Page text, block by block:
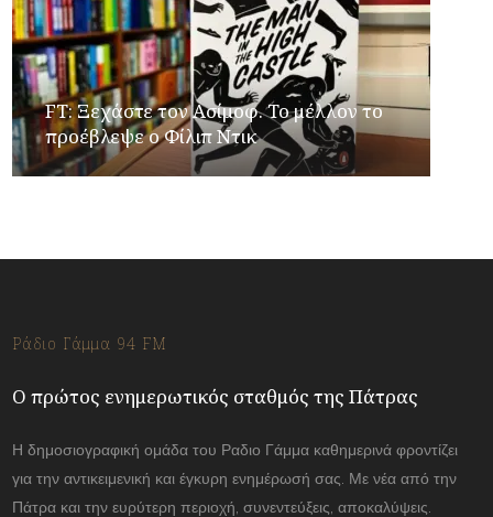
FT: Ξεχάστε τον Ασίμοφ. Το μέλλον το
προέβλεψε ο Φίλιπ Ντικ
Ράδιο Γάμμα 94 FM
Ο πρώτος ενημερωτικός σταθμός της Πάτρας
Η δημοσιογραφική ομάδα του Ραδιο Γάμμα καθημερινά φροντίζει
για την αντικειμενική και έγκυρη ενημέρωσή σας. Με νέα από την
Πάτρα και την ευρύτερη περιοχή, συνεντεύξεις, αποκαλύψεις.